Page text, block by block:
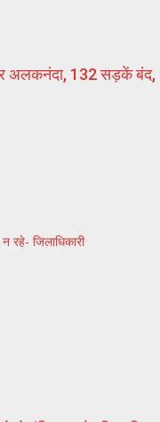
अलकनंदा, 132 सड़कें बंद,
रहे- जिलाधिकारी